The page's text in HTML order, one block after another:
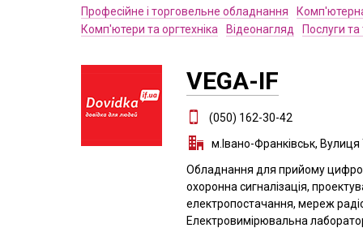
Професійне і торговельне обладнання
Комп'ютери та оргтехніка
Відеонагляд Послуги
VEGA-IF
(050) 162-30-42
м.Івано-Франківськ,
Обладнання для прийому
охоронна сигналізація,
електропостачання, мереж
Електровимірювальна